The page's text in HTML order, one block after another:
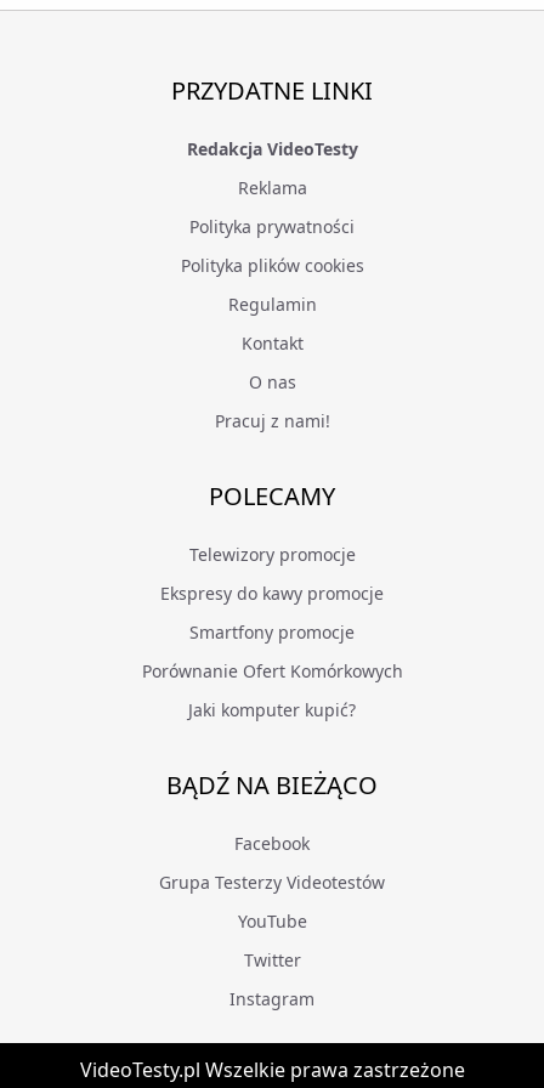
PRZYDATNE LINKI
Redakcja VideoTesty
Reklama
Polityka prywatności
Polityka plików cookies
Regulamin
Kontakt
O nas
Pracuj z nami!
POLECAMY
Telewizory promocje
Ekspresy do kawy promocje
Smartfony promocje
Porównanie Ofert Komórkowych
Jaki komputer kupić?
BĄDŹ NA BIEŻĄCO
Facebook
Grupa Testerzy Videotestów
YouTube
Twitter
Instagram
VideoTesty.pl Wszelkie prawa zastrzeżone